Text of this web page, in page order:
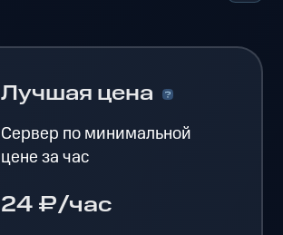
Лучшая цена
Сервер по минимальной
цене за час
24 ₽/час